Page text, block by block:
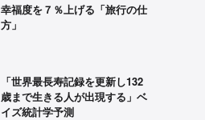
幸福度を７％上げる「旅行の仕
方」
「世界最長寿記録を更新し132
歳まで生きる人が出現する」ベ
イズ統計学予測